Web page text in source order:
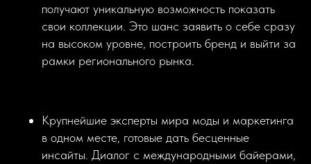
получают уникальную возможность показать
свои коллекции. Это шанс заявить о себе сразу
на высоком уровне, построить бренд и выйти за
рамки регионального рынка.
Крупнейшие эксперты мира моды и маркетинга
в одном месте, готовые дать бесценные
инсайты. Диалог с международными байерами,